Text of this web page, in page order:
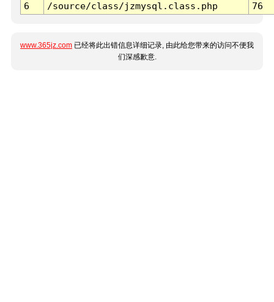
6
/source/class/jzmysql.class.php 76
www.365jz.com 已经将此出错信息详细记录, 由此给您带来的访问不便我
们深感歉意.